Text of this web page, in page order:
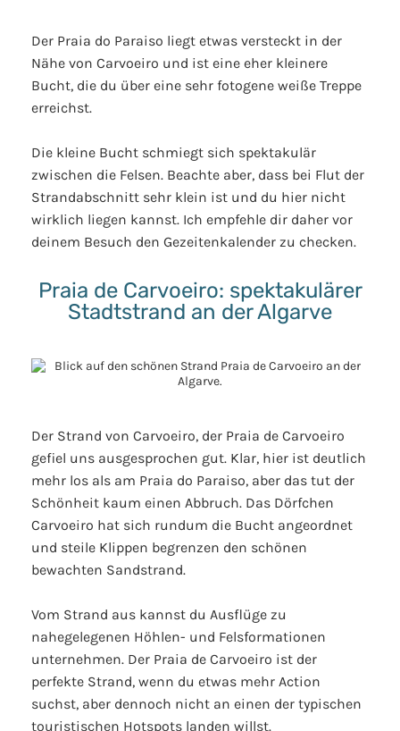
Der Praia do Paraiso liegt etwas versteckt in der
Nähe von Carvoeiro und ist eine eher kleinere
Bucht, die du über eine sehr fotogene weiße Treppe
erreichst.
Die kleine Bucht schmiegt sich spektakulär
zwischen die Felsen. Beachte aber, dass bei Flut der
Strandabschnitt sehr klein ist und du hier nicht
wirklich liegen kannst. Ich empfehle dir daher vor
deinem Besuch den Gezeitenkalender zu checken.
Praia de Carvoeiro: spektakulärer
Stadtstrand an der Algarve
Der Strand von Carvoeiro, der Praia de Carvoeiro
gefiel uns ausgesprochen gut. Klar, hier ist deutlich
mehr los als am Praia do Paraiso, aber das tut der
Schönheit kaum einen Abbruch. Das Dörfchen
Carvoeiro hat sich rundum die Bucht angeordnet
und steile Klippen begrenzen den schönen
bewachten Sandstrand.
Vom Strand aus kannst du Ausflüge zu
nahegelegenen Höhlen- und Felsformationen
unternehmen. Der Praia de Carvoeiro ist der
perfekte Strand, wenn du etwas mehr Action
suchst, aber dennoch nicht an einen der typischen
touristischen Hotspots landen willst.